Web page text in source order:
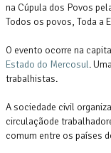
na Cúpula dos Povos
Todos os povos, Toda a
O evento ocorre na
Estado do Mercosul.
trabalhistas.
A sociedade civil
circulaçãode
comum entre os países